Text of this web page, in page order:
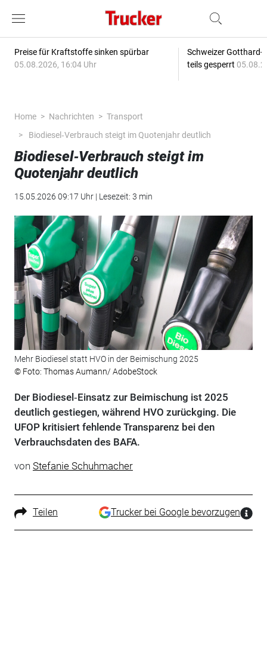
Preise für Kraftstoffe sinken spürbar
05.08.2026, 16:04 Uhr
Schweizer Gotthard-
teils gesperrt
Home Nachrichten
Transport
Biodiesel‑Verbrauch steigt im Quotenjahr deutlich
Biodiesel‑Verbrauch steigt im
Quotenjahr deutlich
15.05.2026 09:17 Uhr | Lesezeit: 3 min
Mehr Biodiesel statt HVO in der Beimischung 2025
© Foto: Thomas Aumann/ AdobeStock
Der Biodiesel‑Einsatz zur Beimischung ist 2025
deutlich gestiegen, während HVO zurückging. Die
UFOP kritisiert fehlende Transparenz bei den
Verbrauchsdaten des BAFA.
von Stefanie Schuhmacher
Teilen Trucker bei Google bevorzugen